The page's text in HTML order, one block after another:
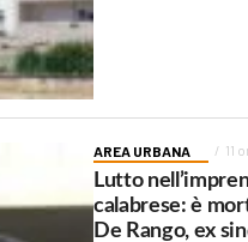
AREA URBANA 11
Lutto
calabrese: è
De Rango, ex